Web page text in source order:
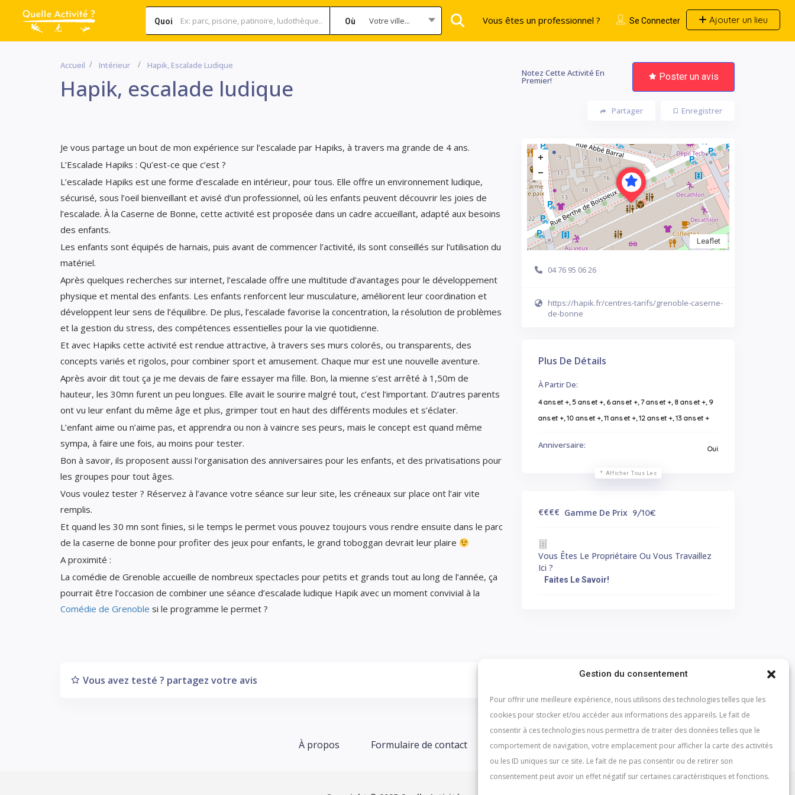
Gestion du consentement
Pour offrir une meilleure expérience, nous utilisons des technologies telles que les
cookies pour stocker et/ou accéder aux informations des appareils. Le fait de
consentir à ces technologies nous permettra de traiter des données telles que le
comportement de navigation, votre emplacement pour afficher la carte des activités
ou les ID uniques sur ce site. Le fait de ne pas consentir ou de retirer son
consentement peut avoir un effet négatif sur certaines caractéristiques et fonctions.
Quoi Où Votre ville... Se Connecter Ajouter un lieu
Vous êtes un professionnel ?
Accueil Intérieur Hapik, Escalade Ludique
Hapik, escalade ludique
Notez Cette Activité En
Premier! Poster un avis
Enregistrer
Partager
Je vous partage un bout de mon expérience sur l’escalade par Hapiks, à travers ma grande de 4 ans.
L’Escalade Hapiks : Qu’est-ce que c’est ?
L’escalade Hapiks est une forme d’escalade en intérieur, pour tous. Elle offre un environnement ludique,
sécurisé, sous l’oeil bienveillant et avisé d’un professionnel, où les enfants peuvent découvrir les joies de
l’escalade. À la Caserne de Bonne, cette activité est proposée dans un cadre accueillant, adapté aux besoins
des enfants.
Les enfants sont équipés de harnais, puis avant de commencer l’activité, ils sont conseillés sur l’utilisation du
matériel.
Après quelques recherches sur internet, l’escalade offre une multitude d’avantages pour le développement
physique et mental des enfants. Les enfants renforcent leur musculature, améliorent leur coordination et
développent leur sens de l’équilibre. De plus, l’escalade favorise la concentration, la résolution de problèmes
et la gestion du stress, des compétences essentielles pour la vie quotidienne.
Et avec Hapiks cette activité est rendue attractive, à travers ses murs colorés, ou transparents, des
concepts variés et rigolos, pour combiner sport et amusement. Chaque mur est une nouvelle aventure.
Après avoir dit tout ça je me devais de faire essayer ma fille. Bon, la mienne s’est arrêté à 1,50m de
hauteur, les 30mn furent un peu longues. Elle avait le sourire malgré tout, c’est l’important. D’autres parents
ont vu leur enfant du même âge et plus, grimper tout en haut des différents modules et s’éclater.
L’enfant aime ou n’aime pas, et apprendra ou non à vaincre ses peurs, mais le concept est quand même
sympa, à faire une fois, au moins pour tester.
Bon à savoir, ils proposent aussi l’organisation des anniversaires pour les enfants, et des privatisations pour
les groupes pour tout âges.
Vous voulez tester ? Réservez à l’avance votre séance sur leur site, les créneaux sur place ont l’air vite
remplis.
Et quand les 30 mn sont finies, si le temps le permet vous pouvez toujours vous rendre ensuite dans le parc
de la caserne de bonne pour profiter des jeux pour enfants, le grand toboggan devrait leur plaire
A proximité :
La comédie de Grenoble accueille de nombreux spectacles pour petits et grands tout au long de l’année, ça
pourrait être l’occasion de combiner une séance d’escalade ludique Hapik avec un moment convivial à la
Comédie de Grenoble si le programme le permet ?
Vous avez testé ? partagez votre avis
Leaflet
04 76 95 06 26
https://hapik.fr/centres-tarifs/grenoble-caserne-
de-bonne
Plus De Détails
À Partir De:
4 ans et +, 5 ans et +, 6 ans et +, 7 ans et +, 8 ans et +, 9
ans et +, 10 ans et +, 11 ans et +, 12 ans et +, 13 ans et +
Anniversaire: Oui
Afficher Tous Les
€€€€ Gamme De Prix 9/10€
Vous Êtes Le Propriétaire Ou Vous Travaillez
Ici ?
Faites Le Savoir!
À propos Formulaire de contact